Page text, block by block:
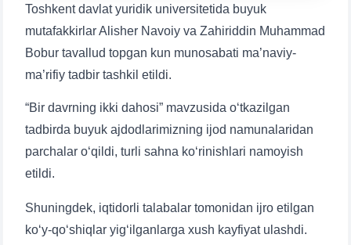
Toshkent davlat yuridik universitetida buyuk
mutafakkirlar Alisher Navoiy va Zahiriddin Muhammad
Bobur tavallud topgan kun munosabati ma’naviy-
ma’rifiy tadbir tashkil etildi.
“Bir davrning ikki dahosi” mavzusida o‘tkazilgan
tadbirda buyuk ajdodlarimizning ijod namunalaridan
parchalar o‘qildi, turli sahna ko‘rinishlari namoyish
etildi.
Shuningdek, iqtidorli talabalar tomonidan ijro etilgan
ko‘y-qo‘shiqlar yig‘ilganlarga xush kayfiyat ulashdi.